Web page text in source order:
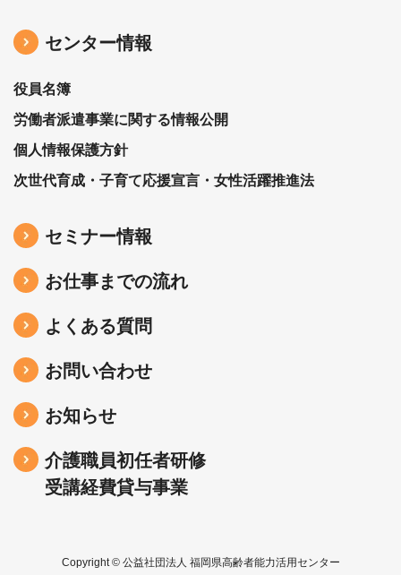
センター情報
役員名簿
労働者派遣事業に関する情報公開
個人情報保護方針
次世代育成・子育て応援宣言・女性活躍推進法
セミナー情報
お仕事までの流れ
よくある質問
お問い合わせ
お知らせ
介護職員初任者研修
受講経費貸与事業
Copyright © 公益社団法人 福岡県高齢者能力活用センター